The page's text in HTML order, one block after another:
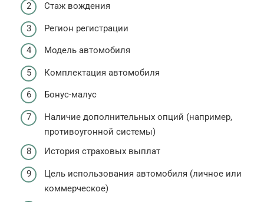
Стаж вождения
Регион регистрации
Модель автомобиля
Комплектация автомобиля
Бонус-малус
Наличие дополнительных опций (например,
противоугонной системы)
История страховых выплат
Цель использования автомобиля (личное или
коммерческое)